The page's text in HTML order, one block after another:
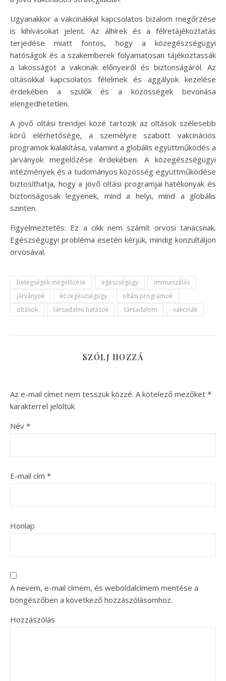
Ugyanakkor a vakcinákkal kapcsolatos bizalom megőrzése
is kihívásokat jelent. Az álhírek és a félretájékoztatás
terjedése miatt fontos, hogy a közegészségügyi
hatóságok és a szakemberek folyamatosan tájékoztassák
a lakosságot a vakcinák előnyeiről és biztonságáról. Az
oltásokkal kapcsolatos félelmek és aggályok kezelése
érdekében a szülők és a közösségek bevonása
elengedhetetlen.
A jövő oltási trendjei közé tartozik az oltások szélesebb
körű elérhetősége, a személyre szabott vakcinációs
programok kialakítása, valamint a globális együttműködés a
járványok megelőzése érdekében. A közegészségügyi
intézmények és a tudományos közösség együttműködése
biztosíthatja, hogy a jövő oltási programjai hatékonyak és
biztonságosak legyenek, mind a helyi, mind a globális
szinten.
Figyelmeztetés: Ez a cikk nem számít orvosi tanácsnak.
Egészségügyi probléma esetén kérjük, mindig konzultáljon
orvosával.
betegségek megelőzése egészségügy
immunizálás
járványok
közegészségügy
oltási programok
oltások
társadalmi hatások társadalom vakcinák
SZÓLJ HOZZÁ
Az e-mail címet nem tesszük közzé. A kötelező mezőket *
karakterrel jelöltük
Név *
E-mail cím *
Honlap
A nevem, e-mail címem, és weboldalcímem mentése a
böngészőben a következő hozzászólásomhoz.
Hozzászólás